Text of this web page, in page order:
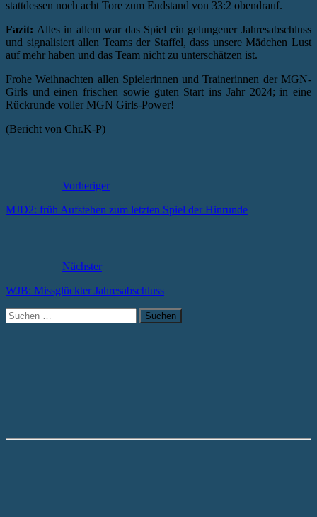
stattdessen noch acht Tore zum Endstand von 33:2 obendrauf.
Fazit: Alles in allem war das Spiel ein gelungener Jahresabschluss
und signalisiert allen Teams der Staffel, dass unsere Mädchen Lust
auf mehr haben und das Team nicht zu unterschätzen ist.
Frohe Weihnachten allen Spielerinnen und Trainerinnen der MGN-
Girls und einen frischen sowie guten Start ins Jahr 2024; in eine
Rückrunde voller MGN Girls-Power!
(Bericht von Chr.K-P)
Vorheriger
MJD2: früh Aufstehen zum letzten Spiel der Hinrunde
Nächster
WJB: Missglückter Jahresabschluss
Suchen
nach: